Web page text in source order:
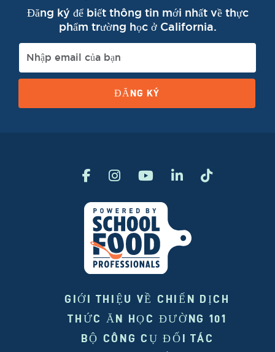
Đăng ký để biết thông tin mới nhất về thực
phẩm trường học ở California.
ĐĂNG KÝ
GIỚI THIỆU VỀ CHIẾN DỊCH
THỨC ĂN HỌC ĐƯỜNG 101
BỘ CÔNG CỤ ĐỐI TÁC